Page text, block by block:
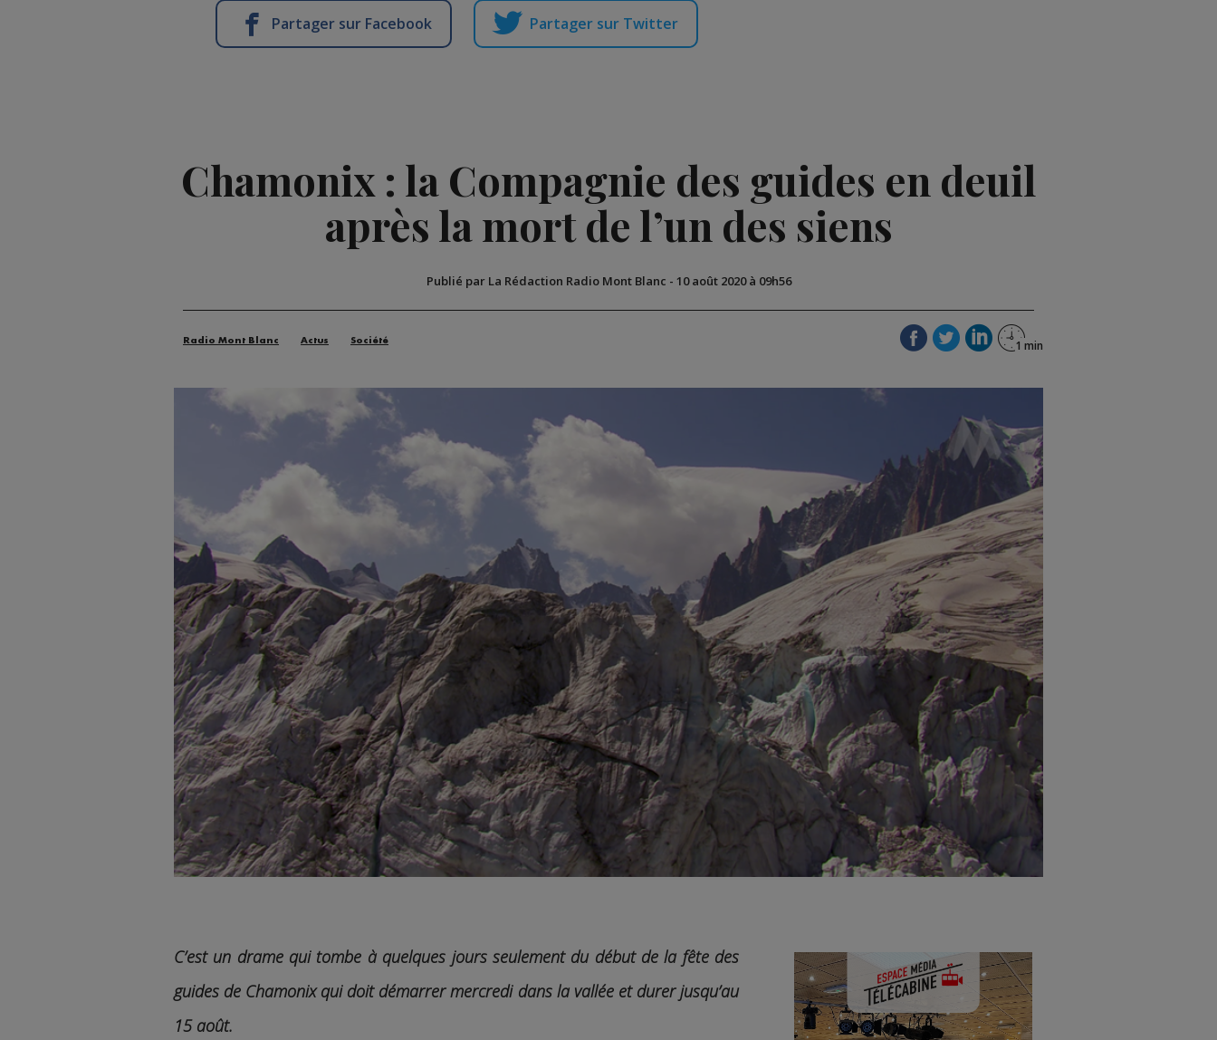
Partager sur Facebook Partager sur Twitter
Chamonix : la Compagnie des guides en deuil
après la mort de l’un des siens
Publié par La Rédaction Radio Mont Blanc - 10 août 2020 à 09h56
Radio Mont Blanc Actus Société
C’est un drame qui tombe à quelques jours seulement du début de la fête des
guides de Chamonix qui doit démarrer mercredi dans la vallée et durer jusqu’au
15 août.